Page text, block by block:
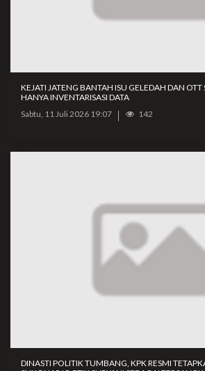
KEJATI JATENG BANTAH ISU GELEDAH DAN OTT
HANYA INVENTARISASI DATA
Sabtu, 11 Juli 2026 19:07
142
DINASTI POLITIK TUMBANG, KPK RESMI